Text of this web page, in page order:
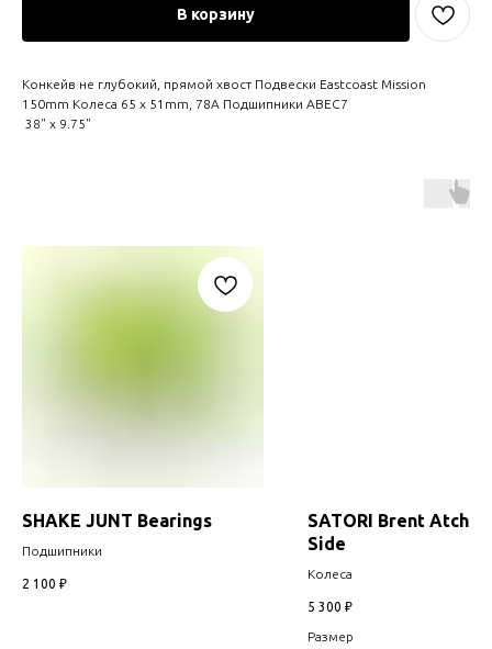
В корзину
Конкейв не глубокий, прямой хвост Подвески Eastcoast Mission
150mm Колеса 65 х 51mm, 78A Подшипники ABEC7
38" x 9.75"
SHAKE JUNT Bearings
Подшипники
2 100 ₽
SATORI Brent
Side
Колеса
5 300 ₽
Размер